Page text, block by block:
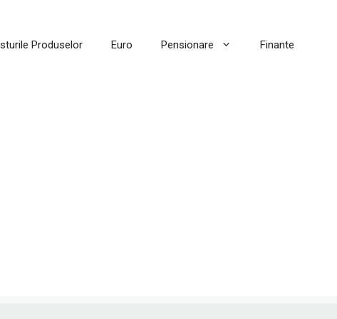
Produselor Euro Pensionare Finante